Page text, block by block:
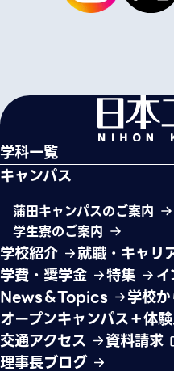
学科一覧
キャンパス
蒲田キャンパスのご案内
学生寮のご案内
学校紹介 就職・キャリ
学費・奨学金
特集
News＆Topics
学校
オープンキャンパス＋体
交通アクセス
資料請求
理事長ブログ